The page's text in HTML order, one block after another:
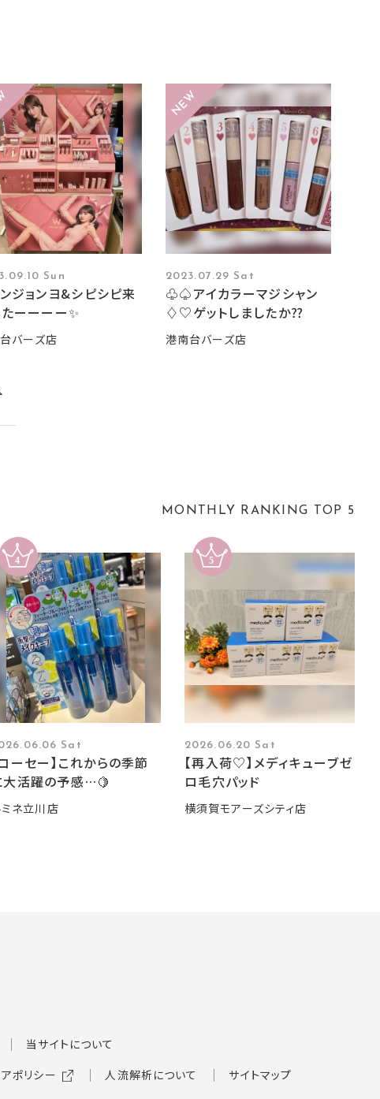
Sun
ジョンヨ&シピシピ来
ーーーー✨
バーズ店
2023.07.29 Sat
♧♤アイカラーマジシャン
♢♡ゲットしましたか⁇
港南台バーズ店
MONTHLY RANKING TOP 5
Sat
コーセー】これからの季節
大活躍の予感…🍋
ネ立川店
2026.06.20 Sat
【再入荷♡】メディキューブゼ
ロ毛穴パッド
横須賀モアーズシティ店
当サイトについて
ポリシー 人流解析について サイトマップ